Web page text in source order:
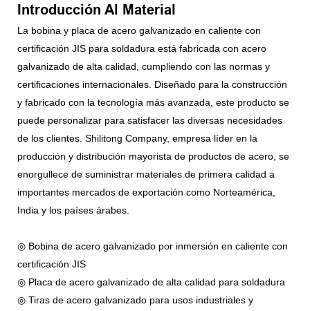
Introducción Al Material
La bobina y placa de acero galvanizado en caliente con
certificación JIS para soldadura está fabricada con acero
galvanizado de alta calidad, cumpliendo con las normas y
certificaciones internacionales. Diseñado para la construcción
y fabricado con la tecnología más avanzada, este producto se
puede personalizar para satisfacer las diversas necesidades
de los clientes. Shilitong Company, empresa líder en la
producción y distribución mayorista de productos de acero, se
enorgullece de suministrar materiales de primera calidad a
importantes mercados de exportación como Norteamérica,
India y los países árabes.
◎ Bobina de acero galvanizado por inmersión en caliente con
certificación JIS
◎ Placa de acero galvanizado de alta calidad para soldadura
◎ Tiras de acero galvanizado para usos industriales y